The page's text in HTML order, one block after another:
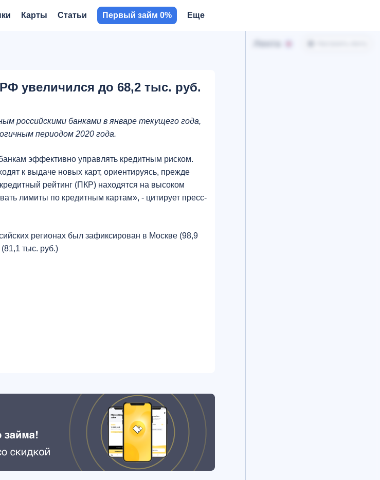
Карты Статьи Первый займ 0% Еще
увеличился до 68,2 тыс. руб.
российскими банками в январе текущего года,
периодом 2020 года.
эффективно управлять кредитным риском.
к выдаче новых карт, ориентируясь, прежде
рейтинг (ПКР) находятся на высоком
лимиты по кредитным картам», - цитирует пресс-
регионах был зафиксирован в Москве (98,9
тыс. руб.)
Лента